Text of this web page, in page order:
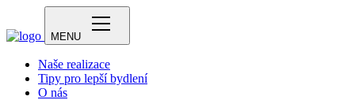
MENU
Naše realizace
Tipy pro lepší bydlení
O nás